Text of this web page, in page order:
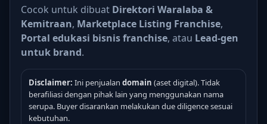
Cocok untuk dibuat Direktori Waralaba &
Kemitraan, Marketplace Listing Franchise,
Portal edukasi bisnis franchise, atau Lead-gen
untuk brand.
Disclaimer: Ini penjualan domain (aset digital). Tidak
berafiliasi dengan pihak lain yang menggunakan nama
serupa. Buyer disarankan melakukan due diligence sesuai
kebutuhan.